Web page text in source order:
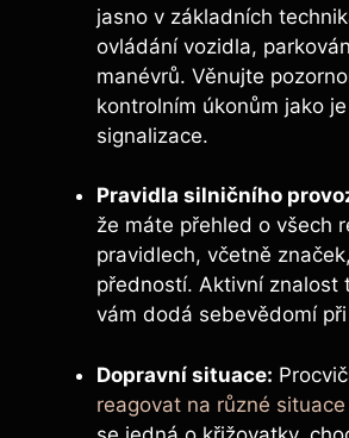
jasno v základních
ovládání vozidla,
manévrů. Věnujte
kontrolním úkonům jako
signalizace.
Pravidla silničního
že máte přehled o všech
pravidlech, včetně
předností. Aktivní znalost
vám dodá sebevědomí
Dopravní situace:
reagovat na různé